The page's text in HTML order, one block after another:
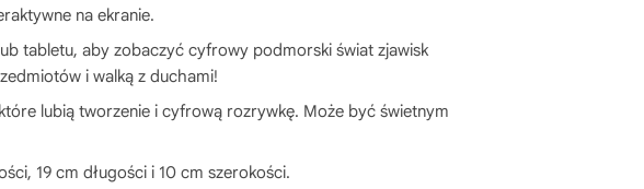
na ekranie.
tabletu, aby zobaczyć cyfrowy podmorski świat zjawisk
i walką z duchami!
lubią tworzenie i cyfrową rozrywkę. Może być świetnym
19 cm długości i 10 cm szerokości.